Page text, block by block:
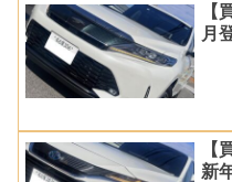
【
月
【
新